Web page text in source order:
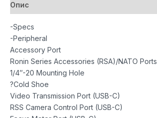
Опис
-Specs
-Peripheral
Accessory Port
Ronin Series Accessories (RSA)/NATO Ports
1/4″-20 Mounting Hole
?Cold Shoe
Video Transmission Port (USB-C)
RSS Camera Control Port (USB-C)